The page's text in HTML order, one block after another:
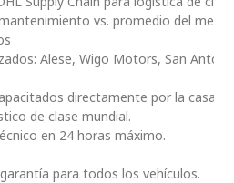
vs. promedio del
Alese, Wigo Motors, San
directamente por la casa
de clase mundial.
en 24 horas máximo.
para todos los vehículos.